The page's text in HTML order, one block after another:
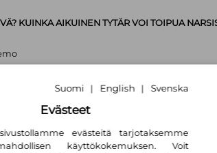
KUINKA AIKUINEN TYTÄR VOI TOIPUA
Suomi | English | Svenska
Evästeet
evästeitä tarjotaksemme
käyttökokemuksen. Voit